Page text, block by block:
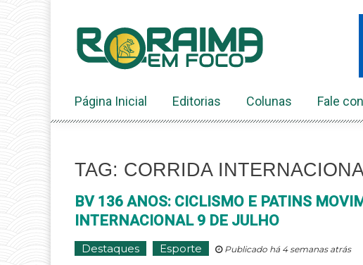
conteúdo
Página Inicial Editorias Colunas Fale
TAG: CORRIDA
BV 136 ANOS: CICLISMO E PATINS
INTERNACIONAL 9 DE JULHO
Destaques Esporte Publicado há 4 semanas atrás